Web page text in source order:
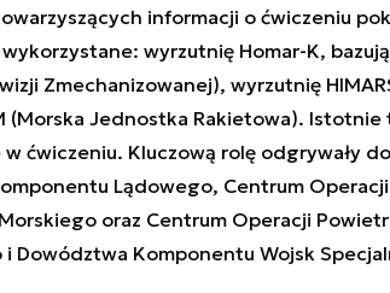
informacji o ćwiczeniu
wyrzutnię Homar-K,
Zmechanizowanej), wyrzutnię
(Morska Jednostka Rakietowa).
ćwiczeniu. Kluczową rolę odgrywały
Lądowego, Centrum
oraz Centrum Operacji
Dowództwa Komponentu Wojsk